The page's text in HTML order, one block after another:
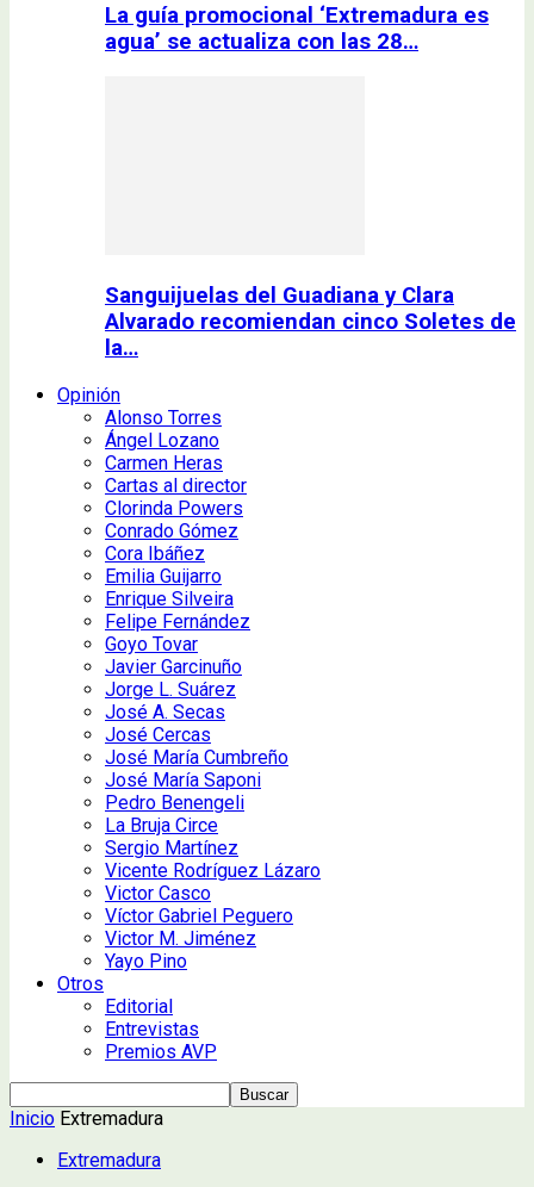
La guía promocional ‘Extremadura es
agua’ se actualiza con las 28…
Sanguijuelas del Guadiana y Clara
Alvarado recomiendan cinco Soletes de
la…
Opinión
Alonso Torres
Ángel Lozano
Carmen Heras
Cartas al director
Clorinda Powers
Conrado Gómez
Cora Ibáñez
Emilia Guijarro
Enrique Silveira
Felipe Fernández
Goyo Tovar
Javier Garcinuño
Jorge L. Suárez
José A. Secas
José Cercas
José María Cumbreño
José María Saponi
Pedro Benengeli
La Bruja Circe
Sergio Martínez
Vicente Rodríguez Lázaro
Victor Casco
Víctor Gabriel Peguero
Victor M. Jiménez
Yayo Pino
Otros
Editorial
Entrevistas
Premios AVP
Inicio Extremadura
Extremadura